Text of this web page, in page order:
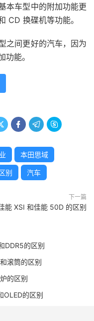
本车型中的附加功能更
CD 换碟机等功能。
之间更好的汽车，因为
能。
  
本田思域
别 汽车
下一篇
能 XSI 和佳能 50D 的区别
DDR5的区别
滚筒的区别
的区别
OLED的区别